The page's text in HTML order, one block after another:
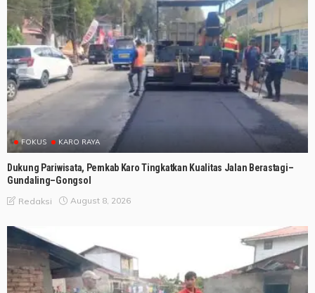
FOKUS KARO RAYA
Dukung Pariwisata, Pemkab Karo Tingkatkan Kualitas Jalan Berastagi–
Gundaling–Gongsol
Redaksi August 8, 2026